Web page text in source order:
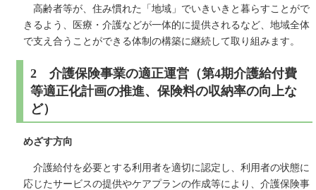
高齢者等が、住み慣れた「地域」でいきいきと暮らすことがで
きるよう、医療・介護などが一体的に提供されるなど、地域全体
で支え合うことができる体制の構築に継続して取り組みます。
2 介護保険事業の適正運営（第4期介護給付費
等適正化計画の推進、保険料の収納率の向上な
ど）
めざす方向
介護給付を必要とする利用者を適切に認定し、利用者の状態に
応じたサービスの提供やケアプランの作成等により、介護保険事